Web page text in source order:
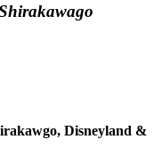
Disneyland &